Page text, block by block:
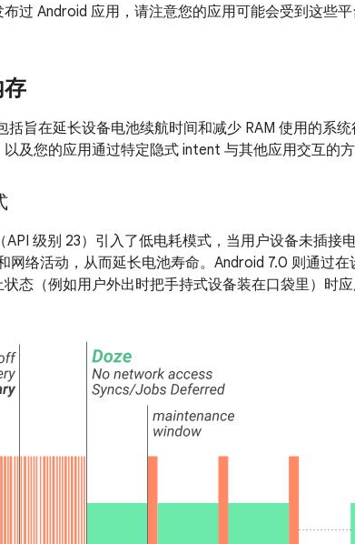
过 Android 应用，请注意您的应用可能会受到这些平
括旨在延长设备电池续航时间和减少 RAM 使用的系
及您的应用通过特定隐式 intent 与其他应用交互的方
API 级别 23）引入了低电耗模式，当用户设备未插接
网络活动，从而延长电池寿命。Android 7.0 则通过
状态（例如用户外出时把手持式设备装在口袋里）时